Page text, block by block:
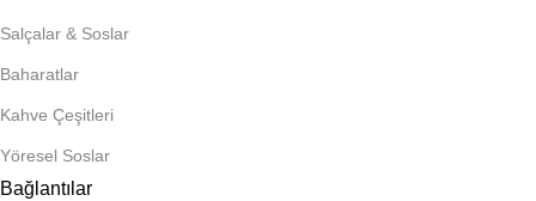
Salçalar & Soslar
Baharatlar
Kahve Çeşitleri
Yöresel Soslar
Bağlantılar